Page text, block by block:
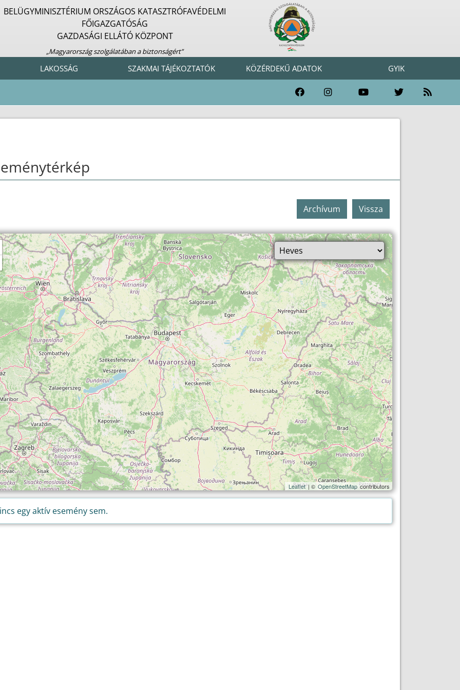
BELÜGYMINISZTÉRIUM ORSZÁGOS KATASZTRÓFAVÉDELMI
FŐIGAZGATÓSÁG
GAZDASÁGI ELLÁTÓ KÖZPONT
„Magyarország szolgálatában a biztonságért”
LAKOSSÁG SZAKMAI TÁJÉKOZTATÓK KÖZÉRDEKŰ ADATOK GYIK
Vissza
Archívum
Leaflet| © OpenStreetMapcontributors
egy aktív esemény sem.